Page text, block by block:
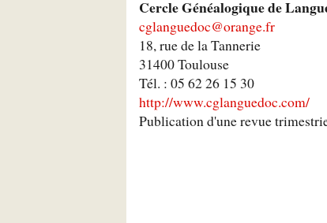
Cercle Généalogique de
cglanguedoc@orange.fr
18, rue de la Tannerie
31400 Toulouse
Tél. : 05 62 26 15 30
http://www.cglanguedoc.com/
Publication d'une revue